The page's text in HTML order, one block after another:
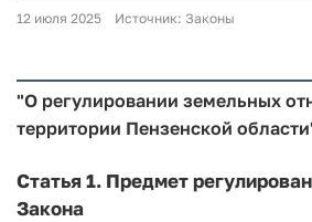
12 июля 2025 Источник: Законы
"О регулировании земельных
территории Пензенской
Статья 1. Предмет
Закона